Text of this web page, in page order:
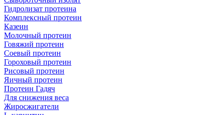
Гидролизат протеина
Комплексный протеин
Казеин
Молочный протеин
Говяжий протеин
Соевый протеин
Гороховый протеин
Рисовый протеин
Яичный протеин
Протеин Гадяч
Для снижения веса
Жиросжигатели